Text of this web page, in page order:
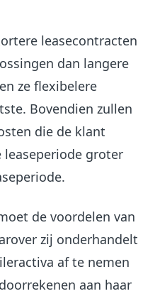
leasecontracten
dan langere
ze flexibelere
Bovendien zullen
die de klant
leaseperiode groter
de voordelen van
zij onderhandelt
af te nemen
aan haar